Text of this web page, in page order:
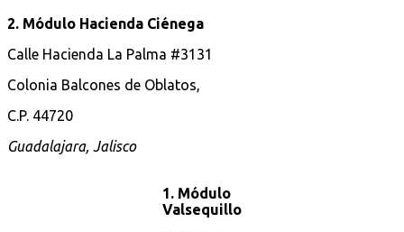
2. Módulo Hacienda Ciénega
Calle Hacienda La Palma #3131
Colonia Balcones de Oblatos,
C.P. 44720
Guadalajara, Jalisco
1. Módulo
Valsequillo